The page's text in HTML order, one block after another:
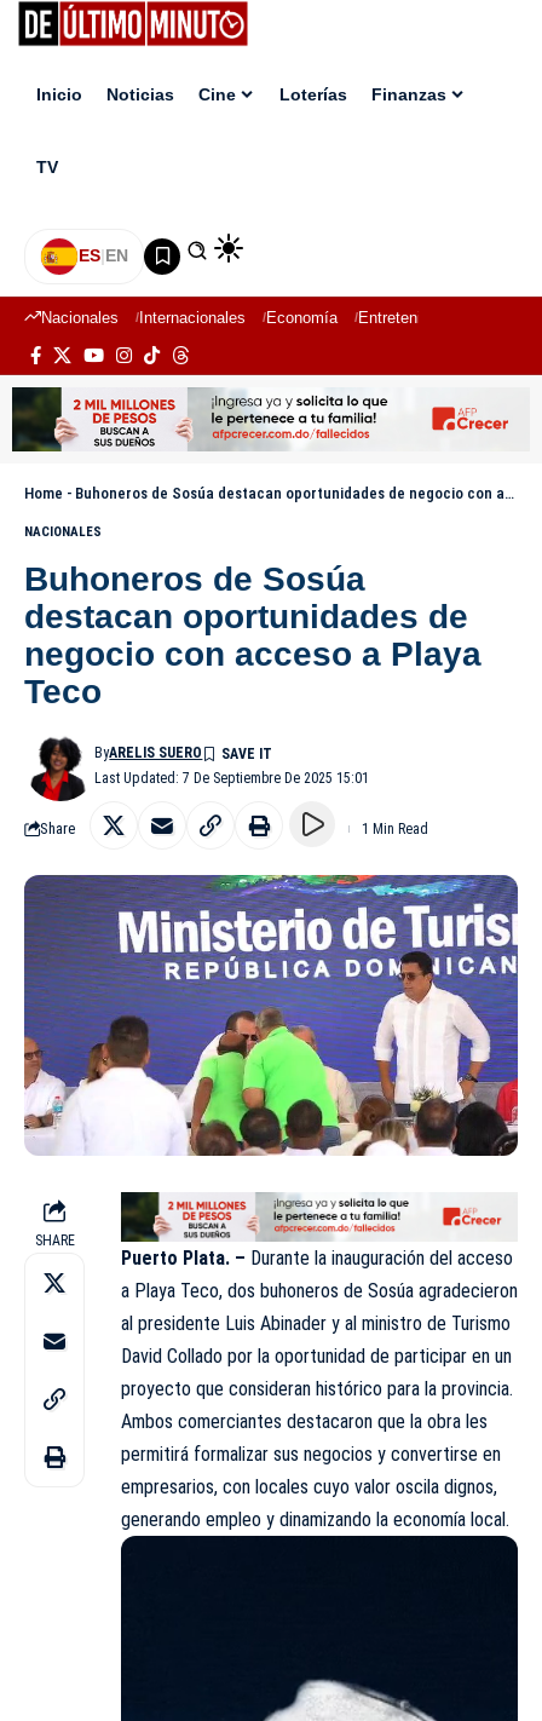
Inicio Noticias Cine Loterías Finanzas
TV
ES|EN
Nacionales Internacionales Economía Entretenimiento
Home - Buhoneros de Sosúa destacan oportunidades de negocio con acceso a Playa Teco
NACIONALES
Buhoneros de Sosúa
destacan oportunidades de
negocio con acceso a Playa
Teco
Last Updated: 7 De Septiembre De 2025 15:01
ByARELIS SUERO
Share 1 Min Read
SHARE
Puerto Plata. – Durante la inauguración del acceso
a Playa Teco, dos buhoneros de Sosúa agradecieron
al presidente Luis Abinader y al ministro de Turismo
David Collado por la oportunidad de participar en un
proyecto que consideran histórico para la provincia.
Ambos comerciantes destacaron que la obra les
permitirá formalizar sus negocios y convertirse en
empresarios, con locales cuyo valor oscila dignos,
generando empleo y dinamizando la economía local.